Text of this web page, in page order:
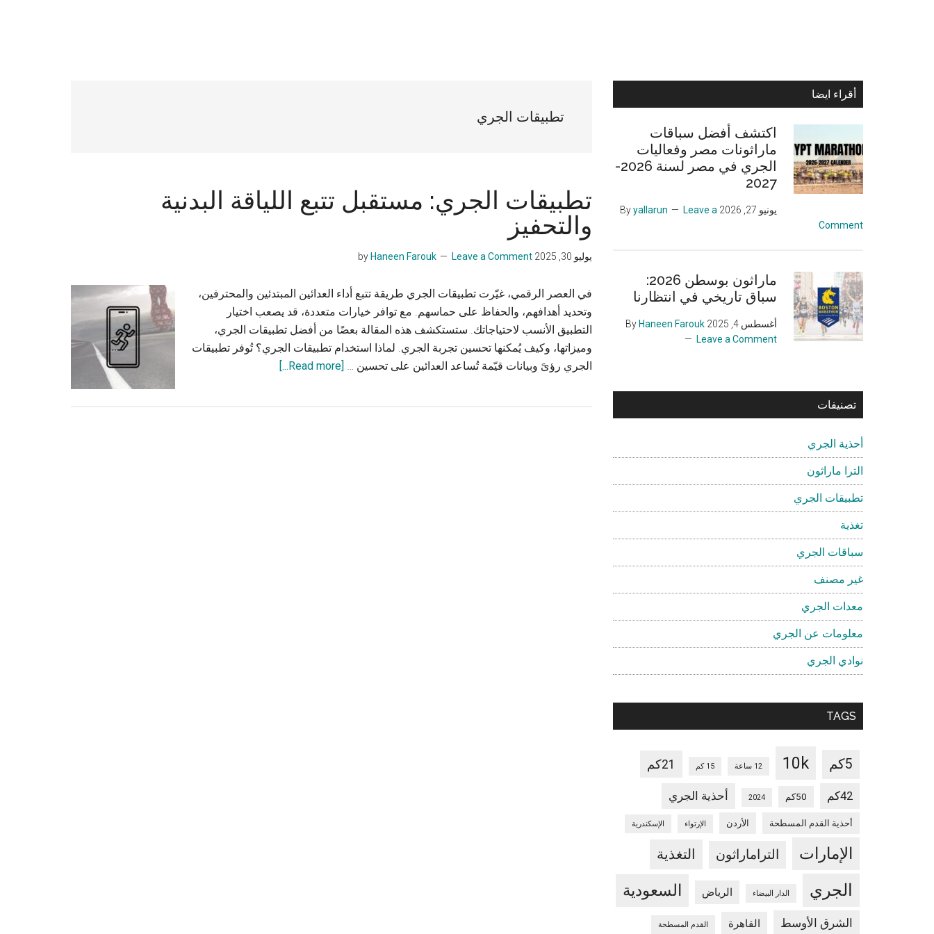
تطبيقات الجري
تطبيقات الجري: مستقبل تتبع اللياقة البدنية
والتحفيز
يوليو 30, 2025 Haneen Farouk Leave a Comment
في العصر الرقمي، غيّرت تطبيقات الجري طريقة تتبع أداء العدائين المبتدئين والمحترفين،
وتحديد أهدافهم، والحفاظ على حماسهم. مع توافر خيارات متعددة، قد يصعب اختيار
التطبيق الأنسب لاحتياجاتك. ستستكشف هذه المقالة بعضًا من أفضل تطبيقات الجري،
وميزاتها، وكيف يُمكنها تحسين تجربة الجري. لماذا استخدام تطبيقات الجري؟ تُوفر تطبيقات
الجري رؤىً وبيانات قيّمة تُساعد العدائين على تحسين … [Read more...]
Primary
أقراء ايضا
اكتشف أفضل سباقات
ماراثونات مصر وفعاليات
الجري في مصر لسنة 2026-
2027
يونيو 27, 2026 yallarun
Leave a
Comment
ماراثون بوسطن 2026:
سباق تاريخي في انتظارنا
أغسطس 4, 2025
Haneen Farouk
Leave a Comment
تصنيفات
أحذية الجري
الترا ماراثون
تطبيقات الجري
تغذية
سباقات الجري
غير مصنف
معدات الجري
معلومات عن الجري
نوادي الجري
TAGS
5كم 10k 12 ساعة 15 كم 21كم
42كم 50كم 2024 أحذية الجري
أحذية القدم المسطحة الأردن الإرتواء الإسكندرية
الإمارات التراماراثون التغذية
الجري الدار البيضاء الرياض السعودية
الشرق الأوسط القاهرة القدم المسطحة